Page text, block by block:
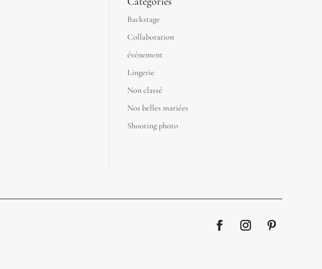
Backstage
Collaboration
événement
Lingerie
Non classé
Nos belles mariées
Shooting photo